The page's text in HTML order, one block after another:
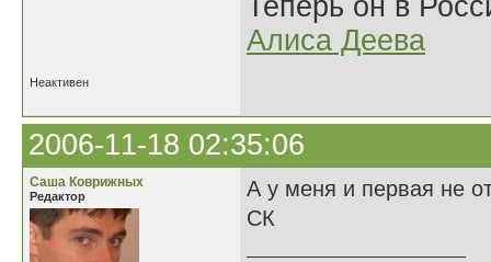
Теперь он в
Алиса Деева
Неактивен
2006-11-18 02:35:06
Саша Коврижных
Редактор
А у меня и первая не
СК